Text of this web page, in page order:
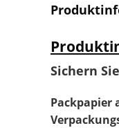
Sichern
Packpapier